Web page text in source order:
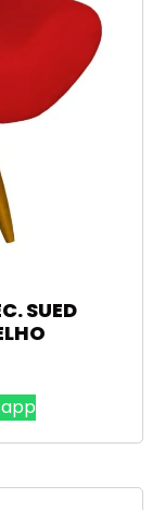
SUED